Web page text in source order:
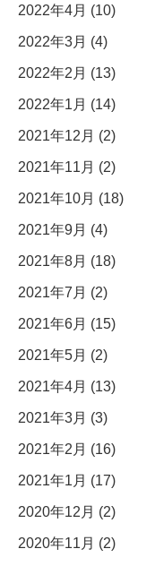
2022年4月 (10)
2022年3月 (4)
2022年2月 (13)
2022年1月 (14)
2021年12月 (2)
2021年11月 (2)
2021年10月 (18)
2021年9月 (4)
2021年8月 (18)
2021年7月 (2)
2021年6月 (15)
2021年5月 (2)
2021年4月 (13)
2021年3月 (3)
2021年2月 (16)
2021年1月 (17)
2020年12月 (2)
2020年11月 (2)